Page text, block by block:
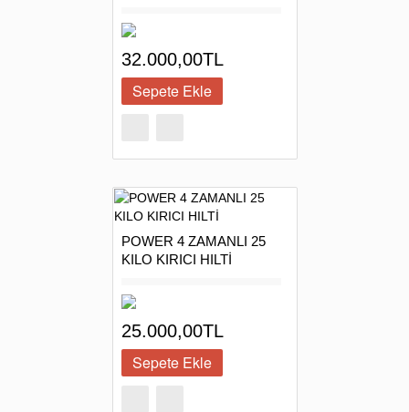
32.000,00TL
POWER 4 ZAMANLI 25
KILO KIRICI HILTİ
25.000,00TL